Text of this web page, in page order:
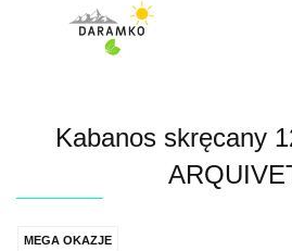
Kabanos skręcany
MEGA OKAZJE